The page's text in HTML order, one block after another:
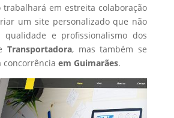
trabalhará em estreita colaboração
um site personalizado que não
e profissionalismo dos
Transportadora, mas também se
concorrência em Guimarães.